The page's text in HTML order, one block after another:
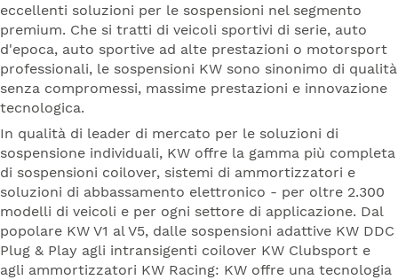
eccellenti soluzioni per le sospensioni nel segmento
premium. Che si tratti di veicoli sportivi di serie, auto
d'epoca, auto sportive ad alte prestazioni o motorsport
professionali, le sospensioni KW sono sinonimo di qualità
senza compromessi, massime prestazioni e innovazione
tecnologica.
In qualità di leader di mercato per le soluzioni di
sospensione individuali, KW offre la gamma più completa
di sospensioni coilover, sistemi di ammortizzatori e
soluzioni di abbassamento elettronico - per oltre 2.300
modelli di veicoli e per ogni settore di applicazione. Dal
popolare KW V1 al V5, dalle sospensioni adattive KW DDC
Plug & Play agli intransigenti coilover KW Clubsport e
agli ammortizzatori KW Racing: KW offre una tecnologia